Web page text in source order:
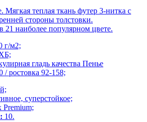
теплая ткань футер 3-нитка с
стороны толстовки.
21 наиболее популярном цвете.
г/м2;
гладь качества Пенье
/ ростовка 92-158;
суперстойкое;
Premium;
10.